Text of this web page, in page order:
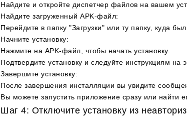
Найдите и откройте диспетчер файлов на вашем
Найдите загруженный APK-файл:
Перейдите в папку "Загрузки" или ту папку, куда
Начните установку:
Нажмите на APK-файл, чтобы начать установку.
Подтвердите установку и следуйте инструкциям на
Завершите установку:
После завершения инсталляции вы увидите
Вы можете запустить приложение сразу или найти
Шаг 4: Отключите установку из